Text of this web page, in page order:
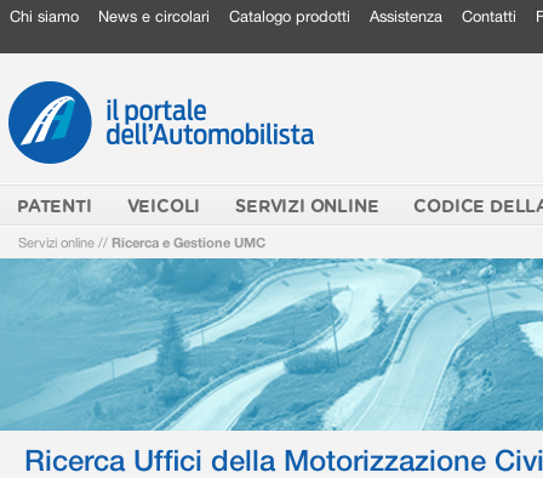
Chi siamo News e circolari Catalogo prodotti Assistenza Contatti
PATENTI VEICOLI SERVIZI ONLINE CODICE
Servizi online // Ricerca e Gestione UMC
Ricerca Uffici della Motorizzazione